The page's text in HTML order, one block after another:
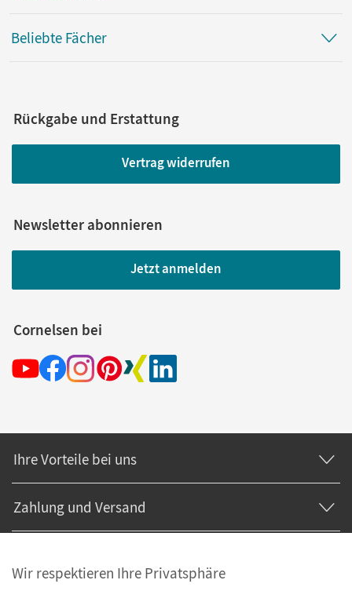
Beliebte Fächer
Rückgabe und Erstattung
Vertrag widerrufen
Newsletter abonnieren
Jetzt anmelden
Cornelsen bei
Ihre Vorteile bei uns
Zahlung und Versand
Wir respektieren Ihre Privatsphäre